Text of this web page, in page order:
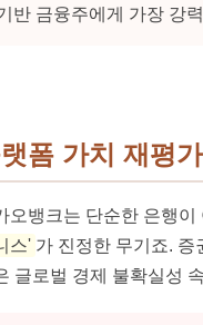
반 금융주에게 가장 강
폼 가치 재평
오뱅크는 단순한 은행이
스' 가 진정한 무기죠. 증
글로벌 경제 불확실성